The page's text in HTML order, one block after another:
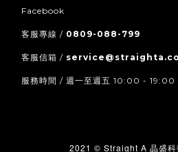
Facebook
客服專線 / 0809-088-799
客服信箱 /
服務時間 / 週一至週五 10:00 - 19:00
2021 © Straight A 晶盛科